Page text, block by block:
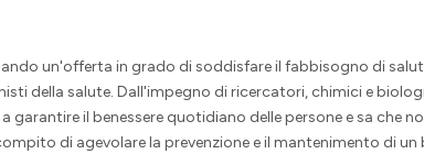
un'offerta in grado di soddisfare il fabbisogno di
della salute. Dall'impegno di ricercatori, chimici e
garantire il benessere quotidiano delle persone e sa che
di agevolare la prevenzione e il mantenimento di